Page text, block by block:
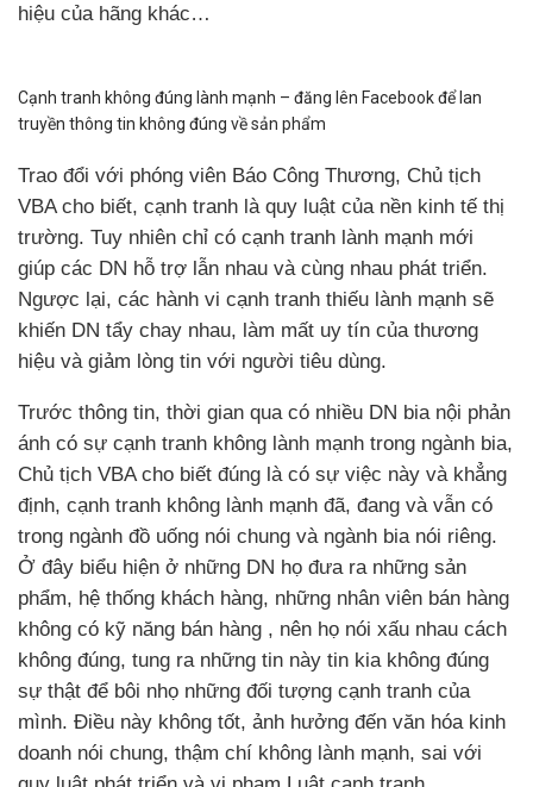
hiệu của hãng khác…
Cạnh tranh không đúng lành mạnh – đăng lên Facebook để lan
truyền thông tin không đúng về sản phẩm
Trao đổi với phóng viên Báo Công Thương, Chủ tịch
VBA cho biết, cạnh tranh là quy luật của nền kinh tế thị
trường. Tuy nhiên chỉ có cạnh tranh lành mạnh mới
giúp các DN hỗ trợ lẫn nhau và cùng nhau phát triển.
Ngược lại, các hành vi cạnh tranh thiếu lành mạnh sẽ
khiến DN tẩy chay nhau, làm mất uy tín của thương
hiệu và giảm lòng tin với người tiêu dùng.
Trước thông tin, thời gian qua có nhiều DN bia nội phản
ánh có sự cạnh tranh không lành mạnh trong ngành bia,
Chủ tịch VBA cho biết đúng là có sự việc này và khẳng
định, cạnh tranh không lành mạnh đã, đang và vẫn có
trong ngành đồ uống nói chung và ngành bia nói riêng.
Ở đây biểu hiện ở những DN họ đưa ra những sản
phẩm, hệ thống khách hàng, những nhân viên bán hàng
không có kỹ năng bán hàng , nên họ nói xấu nhau cách
không đúng, tung ra những tin này tin kia không đúng
sự thật để bôi nhọ những đối tượng cạnh tranh của
mình. Điều này không tốt, ảnh hưởng đến văn hóa kinh
doanh nói chung, thậm chí không lành mạnh, sai với